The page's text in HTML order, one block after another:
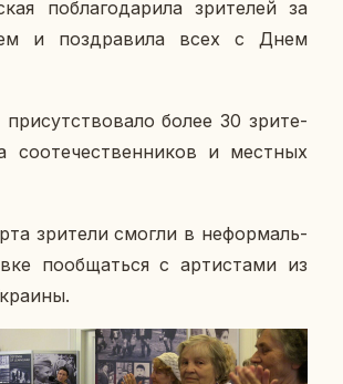
по­бла­го­да­ри­ла зри­те­лей за
и по­здра­ви­ла всех с Днем
более 30 зри­те­
со­оте­че­ствен­ни­ков и мест­ных
зри­те­ли смогли в нефор­маль­
по­об­щать­ся с ар­ти­ста­ми из